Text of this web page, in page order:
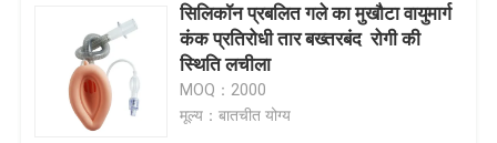
प्रस्तुत
सिलिकॉन प्रबलित गले का मुखौटा वायुमार्ग ️
कंक प्रतिरोधी तार बख्तरबंद ️ रोगी की
स्थिति लचीला
MOQ：2000
मूल्य：बातचीत योग्य